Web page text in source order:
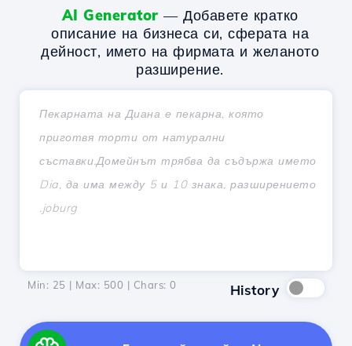
AI Generator — Добавете кратко
описание на бизнеса си, сферата на
дейност, името на фирмата и желаното
разширение.
Min: 25 | Max: 500 | Chars: 0 History